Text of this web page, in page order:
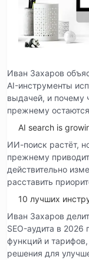
Иван Захаров
AI-инструменты
выдачей, и почему
прежнему
AI search is
ИИ-поиск растёт,
прежнему
действительно
расставить
10 лучших
Иван Захаров
SEO-аудита в 2026
функций и
решения для